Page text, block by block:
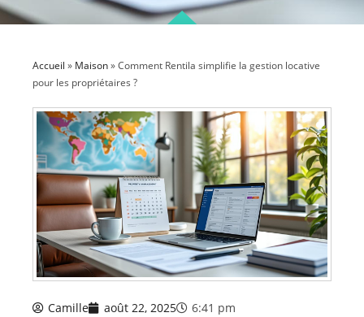
Accueil » Maison»Comment Rentila simplifie la gestion locative
pour les propriétaires ?
Camille août 22, 2025
6:41 pm